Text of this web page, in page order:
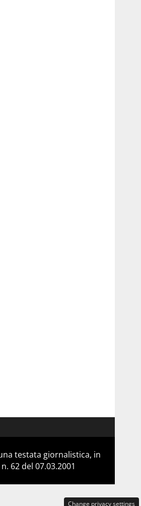
testata giornalistica, in
62 del 07.03.2001
Change privacy settings